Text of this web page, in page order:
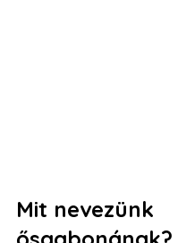
Mit nevezünk